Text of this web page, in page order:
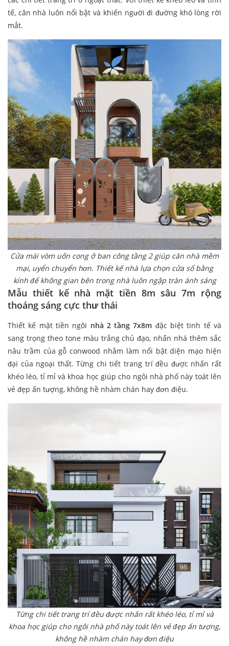
tế, căn nhà luôn nổi bật và khiến người đi đường khó lòng rời
mắt.
Cửa mái vòm uốn cong ở ban công tầng 2 giúp căn nhà mềm
mại, uyển chuyển hơn. Thiết kế nhà lựa chọn cửa sổ bằng
kính để không gian bên trong nhà luôn ngập tràn ánh sáng
Mẫu thiết kế nhà mặt tiền 8m sâu 7m rộng
thoáng sáng cực thư thái
Thiết kế mặt tiền ngôi nhà 2 tầng 7x8m đặc biệt tinh tế và
sang trọng theo tone màu trắng chủ đạo, nhấn nhá thêm sắc
nâu trầm của gỗ conwood nhằm làm nổi bật diện mạo hiện
đại của ngoại thất. Từng chi tiết trang trí đều được nhấn rất
khéo léo, tỉ mỉ và khoa học giúp cho ngôi nhà phố này toát lên
vẻ đẹp ấn tượng, không hề nhàm chán hay đơn điệu.
Từng chi tiết trang trí đều được nhấn rất khéo léo, tỉ mỉ và
khoa học giúp cho ngôi nhà phố này toát lên vẻ đẹp ấn tượng,
không hề nhàm chán hay đơn điệu